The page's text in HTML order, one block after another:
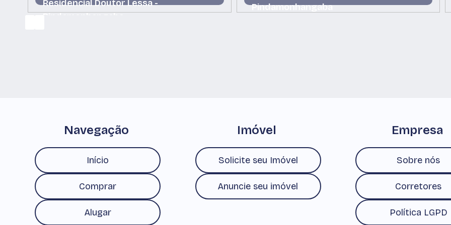
Residencial Doutor Lessa -
Pindamonhangaba
Navegação
Início
Comprar
Alugar
Imóvel
Solicite seu Imóvel
Anuncie seu imóvel
Empresa
Sobre nós
Corretores
Política LGPD